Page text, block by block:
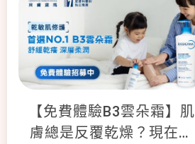
【免費體驗B3雲朵霜】肌
膚總是反覆乾燥？現在就